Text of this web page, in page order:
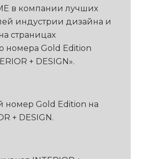
в компании лучших
индустрии дизайна и
страницах
номера Gold Edition
+ DESIGN».
номер Gold Edition на
+ DESIGN.